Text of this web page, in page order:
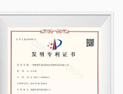
a dodávku
pre chemické
potrubí,
odolných voči
zahŕňa materiály